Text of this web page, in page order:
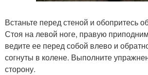
Встаньте перед стеной и обопритесь
Стоя на левой ноге, правую
ведите ее перед собой влево и
согнуты в колене. Выполните
сторону.